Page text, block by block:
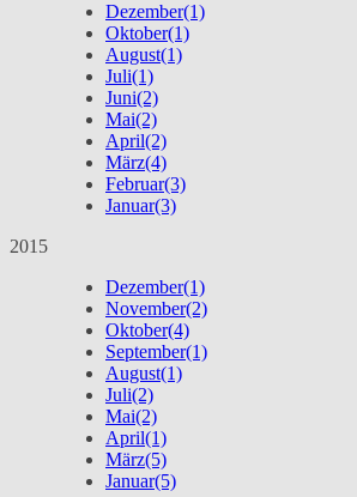
Dezember(1)
Oktober(1)
August(1)
Juli(1)
Juni(2)
Mai(2)
April(2)
März(4)
Februar(3)
Januar(3)
2015
Dezember(1)
November(2)
Oktober(4)
September(1)
August(1)
Juli(2)
Mai(2)
April(1)
März(5)
Januar(5)